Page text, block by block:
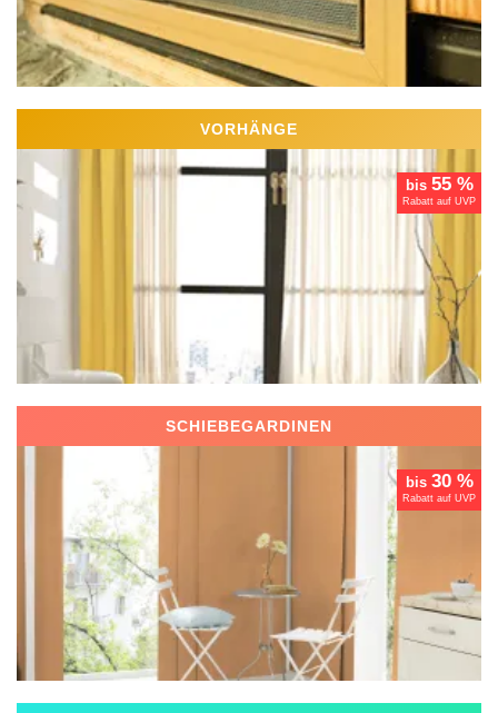
VORHÄNGE
bis 55 %
Rabatt auf UVP
SCHIEBEGARDINEN
bis 30 %
Rabatt auf UVP